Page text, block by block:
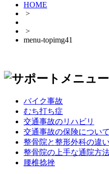
HOME
>
>
menu-topimg41
バイク事故
むち打ち症
交通事故のリハビリ
交通事故の保険について
整骨院と整形外科の違い
整骨院の上手な通院方
腰椎捻挫